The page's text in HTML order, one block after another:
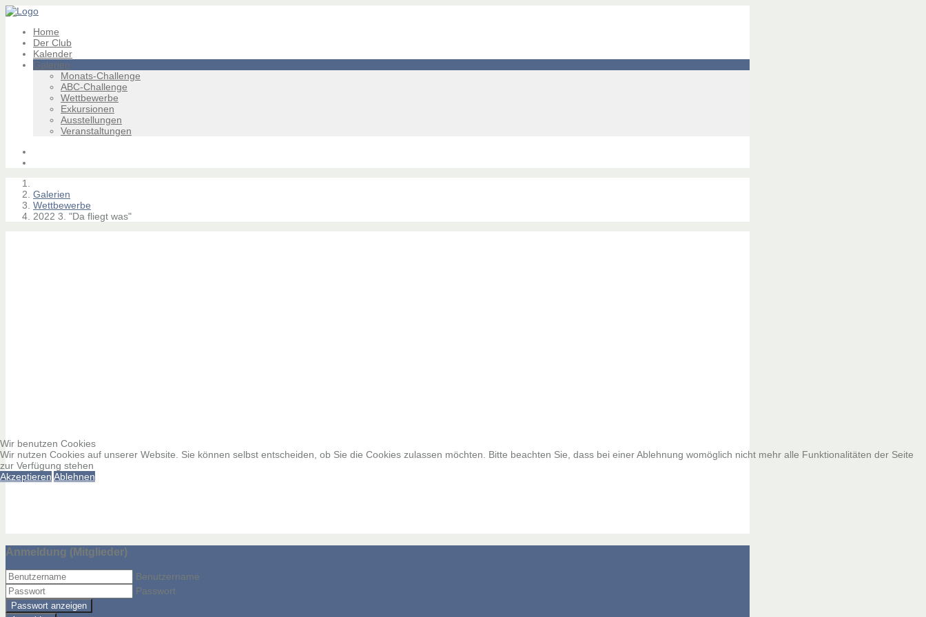
Home
Der Club
Kalender
Galerien
Monats-Challenge
ABC-Challenge
Wettbewerbe
Exkursionen
Ausstellungen
Veranstaltungen
Galerien
Wettbewerbe
2022 3. "Da fliegt was"
Anmeldung (Mitglieder)
Benutzername
Passwort
Passwort anzeigen
Wir benutzen Cookies
Wir nutzen Cookies auf unserer Website. Sie können selbst entscheiden, ob Sie die Cookies zulassen möchten. Bitte beachten Sie, dass bei einer Ablehnung womöglich nicht mehr alle Funktionalitäten der Seite
zur Verfügung stehen
Akzeptieren Ablehnen